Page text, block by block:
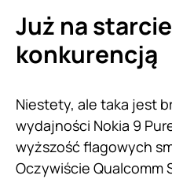
Już na
konkurencją
Niestety, ale taka jest
wydajności Nokia 9
wyższość flagowych
Oczywiście Qualcomm